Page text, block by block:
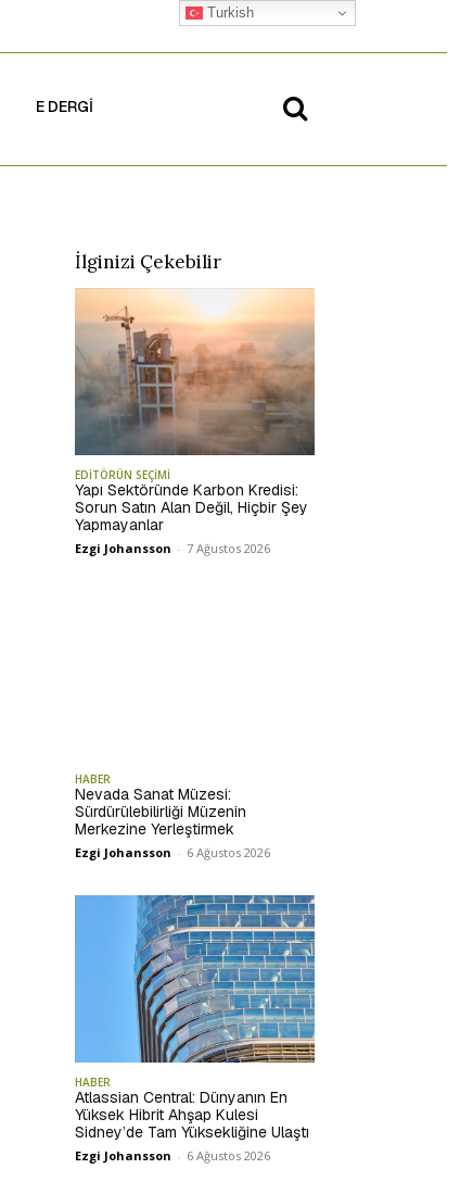
E DERGİ
İlginizi Çekebilir
EDİTÖRÜN SEÇİMİ
Yapı Sektöründe Karbon Kredisi:
Sorun Satın Alan Değil, Hiçbir Şey
Yapmayanlar
Ezgi Johansson - 7 Ağustos 2026
HABER
Nevada Sanat Müzesi:
Sürdürülebilirliği Müzenin
Merkezine Yerleştirmek
Ezgi Johansson - 6 Ağustos 2026
HABER
Atlassian Central: Dünyanın En
Yüksek Hibrit Ahşap Kulesi
Sidney’de Tam Yüksekliğine Ulaştı
Ezgi Johansson - 6 Ağustos 2026
Turkish